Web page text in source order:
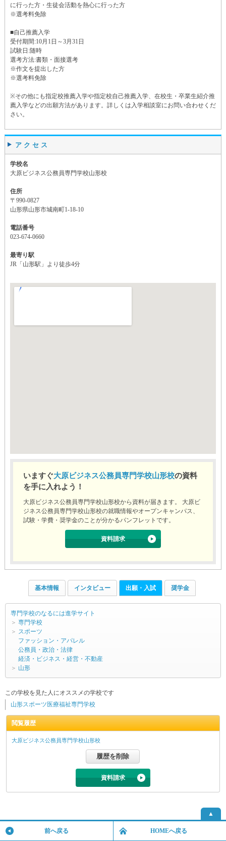
に行った方・生徒会活動を熱心に行った方
※選考料免除
■自己推薦入学
受付期間:10月1日～3月31日
試験日:随時
選考方法:書類・面接選考
※作文を提出した方
※選考料免除
※その他にも指定校推薦入学や指定校自己推薦入学、在校生・卒業生紹介推
薦入学などの出願方法があります。詳しくは入学相談室にお問い合わせくだ
さい。
アクセス
学校名
大原ビジネス公務員専門学校山形校
住所
〒990-0827
山形県山形市城南町1-18-10
電話番号
023-674-0660
最寄り駅
JR「山形駅」より徒歩4分
いますぐ大原ビジネス公務員専門学校山形校の資料
を手に入れよう！
大原ビジネス公務員専門学校山形校から資料が届きます。 大原ビ
ジネス公務員専門学校山形校の就職情報やオープンキャンパス、
試験・学費・奨学金のことが分かるパンフレットです。
資料請求
基本情報 インタビュー 出願・入試 奨学金
専門学校のなるには進学サイト
＞ 専門学校
＞ スポーツ
ファッション・アパレル
公務員・政治・法律
経済・ビジネス・経営・不動産
＞ 山形
この学校を見た人にオススメの学校です
山形スポーツ医療福祉専門学校
閲覧履歴
大原ビジネス公務員専門学校山形校
資料請求
▲
前へ戻る HOMEへ戻る